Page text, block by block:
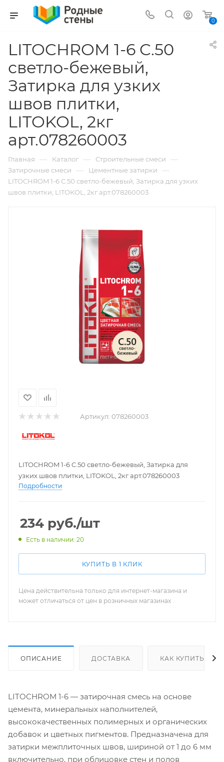
0
LITOCHROM 1-6 C.50
светло-бежевый,
Затирка для узких
швов плитки,
LITOKOL, 2кг
арт.078260003
Главная — Каталог — Строительные смеси —
Затирочные смеси — Цементные затирки —
LITOCHROM 1-6 C.50 светло-бежевый, Затирка для узких
швов плитки, LITOKOL, 2кг арт.078260003
Артикул: 078260003
LITOCHROM 1-6 C.50 светло-бежевый, Затирка для
узких швов плитки, LITOKOL, 2кг арт.078260003
Подробности
234 руб./шт
Есть в наличии: 20
КУПИТЬ В 1 КЛИК
Цена действительна только для интернет-магазина и
может отличаться от цен в розничных магазинах
ОПИСАНИЕ ДОСТАВКА КАК КУПИТЬ
LITOCHROM 1-6 — затирочная смесь на основе
цемента, минеральных наполнителей,
высококачественных полимерных и органических
добавок и цветных пигментов. Предназначена для
затирки межплиточных швов, шириной от 1 до 6 мм
включительно, при облицовке стен и полов